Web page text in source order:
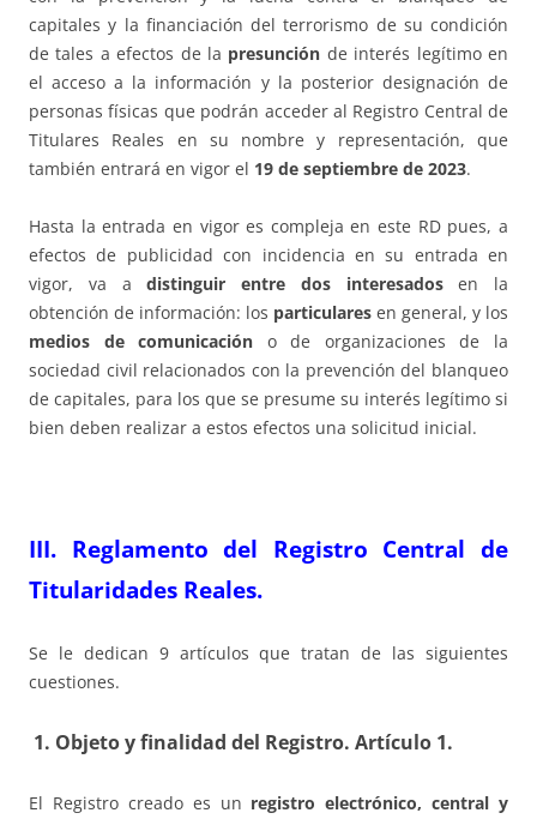
capitales y la financiación del terrorismo de su condición
de tales a efectos de la presunción de interés legítimo en
el acceso a la información y la posterior designación de
personas físicas que podrán acceder al Registro Central de
Titulares Reales en su nombre y representación, que
también entrará en vigor el 19 de septiembre de 2023.
Hasta la entrada en vigor es compleja en este RD pues, a
efectos de publicidad con incidencia en su entrada en
vigor, va adistinguir entre dos interesadosen la
obtención de información: los particulares en general, y los
medios de comunicación o de organizaciones de la
sociedad civil relacionados con la prevención del blanqueo
de capitales, para los que se presume su interés legítimo si
bien deben realizar a estos efectos una solicitud inicial.
III. Reglamento del Registro Central de
Titularidades Reales.
Se le dedican 9 artículos que tratan de las siguientes
cuestiones.
1. Objeto y finalidad del Registro. Artículo 1.
El Registro creado es un registro electrónico, central y